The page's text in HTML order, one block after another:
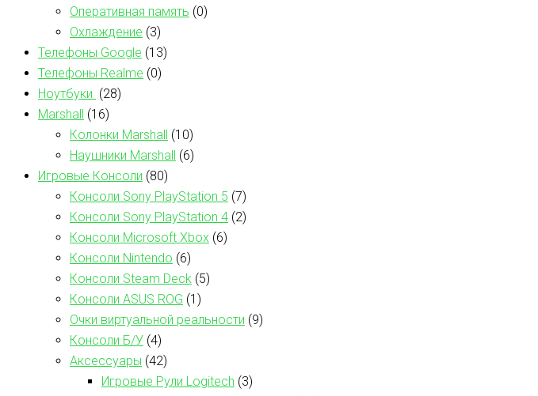
Оперативная память (0)
Охлаждение (3)
Телефоны Google (13)
Телефоны Realme (0)
Ноутбуки (28)
Marshall (16)
Колонки Marshall (10)
Наушники Marshall (6)
Игровые Консоли (80)
Консоли Sony PlayStation 5 (7)
Консоли Sony PlayStation 4 (2)
Консоли Microsoft Xbox (6)
Консоли Nintendo (6)
Консоли Steam Deck (5)
Консоли ASUS ROG (1)
Очки виртуальной реальности (9)
Консоли Б/У (4)
Аксессуары (42)
Игровые Рули Logitech (3)